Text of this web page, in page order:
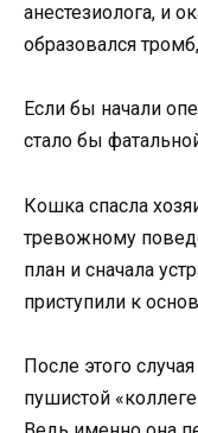
анестезиолога, и
образовался
Если бы начали
стало бы
Кошка спасла
тревожному
план и сначала
приступили к
После этого
пушистой